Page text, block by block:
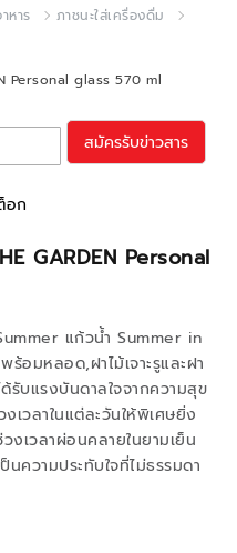
หาร
ภาชนะใส่เครื่องดื่ม
Personal glass 570 ml
GARDEN Personal
แก้วน้ำ Summer in
มหลอด,ฝาไม้เจาะรูและฝา
รับแรงบันดาลใจจากความสุข
เวลาในแต่ละวันให้พิเศษยิ่ง
งเวลาผ่อนคลายในยามเย็น
นความประทับใจที่ไม่ธรรมดา
สมัครรับข่าวสาร
อก